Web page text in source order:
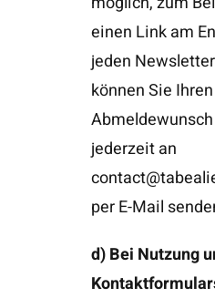
einen Link am
jeden
können Sie Ihren
jederzeit an
per E-Mail
d) Bei Nutzung